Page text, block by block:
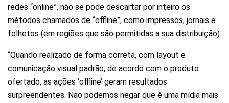
redes “online”, não se pode descartar por inteiro os
métodos chamados de “offline”, como impressos, jornais e
folhetos (em regiões que são permitidas a sua distribuição).
“Quando realizado de forma correta, com layout e
comunicação visual padrão, de acordo com o produto
ofertado, as ações ‘offline’ geram resultados
surpreendentes. Não podemos negar que é uma mídia mais